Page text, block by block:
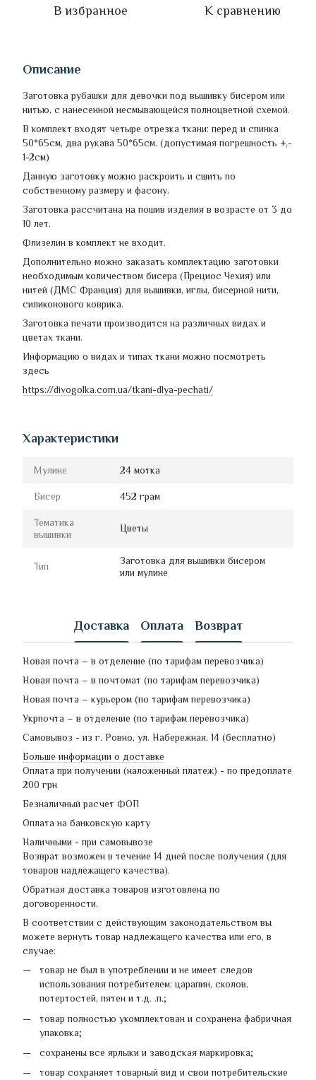
В избранное К сравнению
Описание
Заготовка рубашки для девочки под вышивку бисером или
нитью, с нанесенной несмывающейся полноцветной схемой.
В комплект входят четыре отрезка ткани: перед и спинка
50*65см, два рукава 50*65см. (допустимая погрешность +,-
1-2см)
Данную заготовку можно раскроить и сшить по
собственному размеру и фасону.
Заготовка рассчитана на пошив изделия в возрасте от 3 до
10 лет.
Флизелин в комплект не входит.
Дополнительно можно заказать комплектацию заготовки
необходимым количеством бисера (Прециос Чехия) или
нитей (ДМС Франция) для вышивки, иглы, бисерной нити,
силиконового коврика.
Заготовка печати производится на различных видах и
цветах ткани.
Информацию о видах и типах ткани можно посмотреть
здесь
https://divogolka.com.ua/tkani-dlya-pechati/
Характеристики
Мулине 24 мотка
Бисер 452 грам
Тематика
вышивки
Цветы
Тип
Заготовка для вышивки бисером
или мулине
Доставка Оплата Возврат
Новая почта – в отделение (по тарифам перевозчика)
Новая почта – в почтомат (по тарифам перевозчика)
Новая почта – курьером (по тарифам перевозчика)
Укрпочта – в отделение (по тарифам перевозчика)
Самовывоз - из г. Ровно, ул. Набережная, 14 (бесплатно)
Больше информации о доставке
Оплата при получении (наложенный платеж) - по предоплате
200 грн
Безналичный расчет ФОП
Оплата на банковскую карту
Наличными - при самовывозе
Возврат возможен в течение 14 дней после получения (для
товаров надлежащего качества).
Обратная доставка товаров изготовлена по
договоренности.
В соответствии с действующим законодательством вы
можете вернуть товар надлежащего качества или его, в
случае:
товар не был в употреблении и не имеет следов
использования потребителем: царапин, сколов,
потертостей, пятен и т.д. .п.;
товар полностью укомплектован и сохранена фабричная
упаковка;
сохранены все ярлыки и заводская маркировка;
товар сохраняет товарный вид и свои потребительские